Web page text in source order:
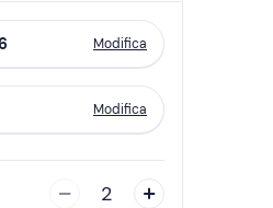
Modifica
Modifica
2